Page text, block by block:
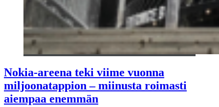
Nokia-areena teki viime vuonna
miljoonatappion – miinusta roimasti
aiempaa enemmän